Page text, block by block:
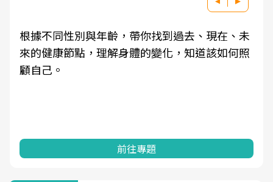
根據不同性別與年齡，帶你找到過去、現在、未
來的健康節點，理解身體的變化，知道該如何照
顧自己。
前往專題